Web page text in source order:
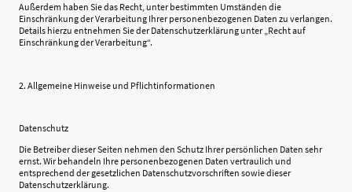
Außerdem haben Sie das Recht, unter bestimmten Umständen die
Einschränkung der Verarbeitung Ihrer personenbezogenen Daten zu verlangen.
Details hierzu entnehmen Sie der Datenschutzerklärung unter „Recht auf
Einschränkung der Verarbeitung“.
2. Allgemeine Hinweise und Pflichtinformationen
Datenschutz
Die Betreiber dieser Seiten nehmen den Schutz Ihrer persönlichen Daten sehr
ernst. Wir behandeln Ihre personenbezogenen Daten vertraulich und
entsprechend der gesetzlichen Datenschutzvorschriften sowie dieser
Datenschutzerklärung.